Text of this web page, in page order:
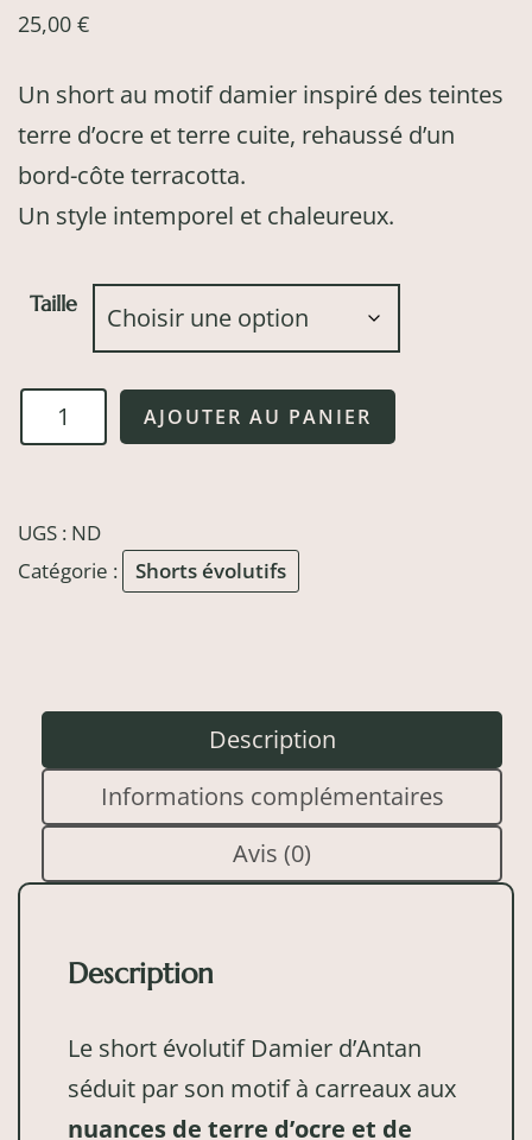
25,00 €
Un short au motif damier inspiré des teintes
terre d’ocre et terre cuite, rehaussé d’un
bord-côte terracotta.
Un style intemporel et chaleureux.
Taille
quantité
de
Damier
d'Antan
AJOUTER AU PANIER
UGS : ND
Catégorie :
Shorts évolutifs
Description
Informations complémentaires
Avis (0)
Description
Le short évolutif Damier d’Antan
séduit par son motif à carreaux aux
nuances de terre d’ocre et de